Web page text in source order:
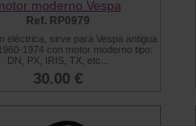
moderno Vespa
Ref. RP0979
eléctrica, sirve para Vespa antigua
1974 con motor moderno tipo:
DN, PX, IRIS, TX, etc...
30.00 €